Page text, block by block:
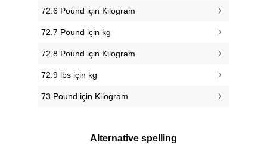
72.6 Pound için Kilogram
72.7 Pound için kg
72.8 Pound için Kilogram
72.9 lbs için kg
73 Pound için Kilogram
Alternative spelling